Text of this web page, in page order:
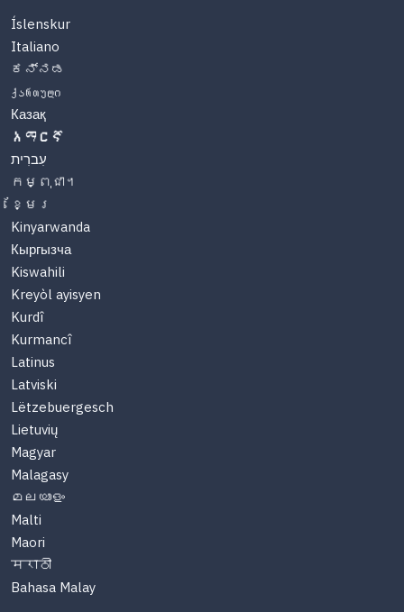
Íslenskur
Italiano
ಕನ್ನಡ
ქართული
Казақ
አማርኛ
עִברִית
កម្ពុជា។
ខ្មែរ
Kinyarwanda
Кыргызча
Kiswahili
Kreyòl ayisyen
Kurdî
Kurmancî
Latinus
Latviski
Lëtzebuergesch
Lietuvių
Magyar
Malagasy
മലയാളം
Malti
Maori
मराठी
Bahasa Malay